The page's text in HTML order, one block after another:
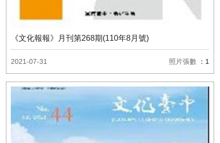
《文化報報》月刊第268期(110年8月號)
2021-07-31 照片張數 ：1